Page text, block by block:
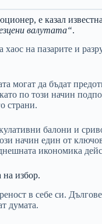
е казал
валутата“.
на пазарите и
могат да бъдат
по този начин
страни.
балони и
начин един от
икономика
на избор.
в себе си.
думата.